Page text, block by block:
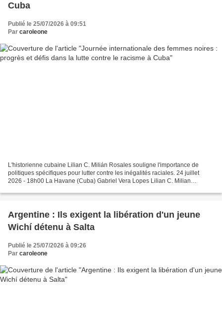
Cuba
Publié le 25/07/2026 à 09:51
Par caroleone
L'historienne cubaine Lilian C. Milián Rosales souligne l'importance de
politiques spécifiques pour lutter contre les inégalités raciales. 24 juillet
2026 - 18h00 La Havane (Cuba) Gabriel Vera Lopes Lilian C. Milian
Argentine : Ils exigent la libération d'un jeune
Wichí détenu à Salta
Publié le 25/07/2026 à 09:26
Par caroleone